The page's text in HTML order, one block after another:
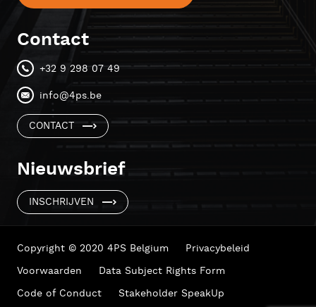
Contact
+32 9 298 07 49
info@4ps.be
CONTACT
Nieuwsbrief
INSCHRIJVEN
Copyright © 2020 4PS Belgium
Privacybeleid
Voorwaarden
Data Subject Rights Form
Code of Conduct
Stakeholder SpeakUp